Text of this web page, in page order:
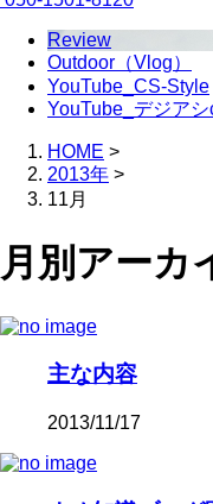
Review
Outdoor（Vlog）
YouTube_CS-Style
YouTube_デジアシ
HOME >
2013年 >
11月
月別アーカ
主な内容
2013/11/17